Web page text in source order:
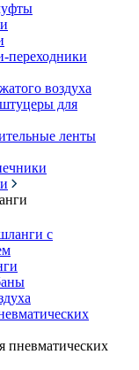
переходники
воздуха
для
ленты
с
пневматических